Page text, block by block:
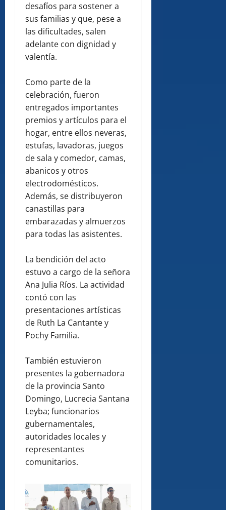
desafíos para sostener a
sus familias y que, pese a
las dificultades, salen
adelante con dignidad y
valentía.
Como parte de la
celebración, fueron
entregados importantes
premios y artículos para el
hogar, entre ellos neveras,
estufas, lavadoras, juegos
de sala y comedor, camas,
abanicos y otros
electrodomésticos.
Además, se distribuyeron
canastillas para
embarazadas y almuerzos
para todas las asistentes.
La bendición del acto
estuvo a cargo de la señora
Ana Julia Ríos. La actividad
contó con las
presentaciones artísticas
de Ruth La Cantante y
Pochy Familia.
También estuvieron
presentes la gobernadora
de la provincia Santo
Domingo, Lucrecia Santana
Leyba; funcionarios
gubernamentales,
autoridades locales y
representantes
comunitarios.